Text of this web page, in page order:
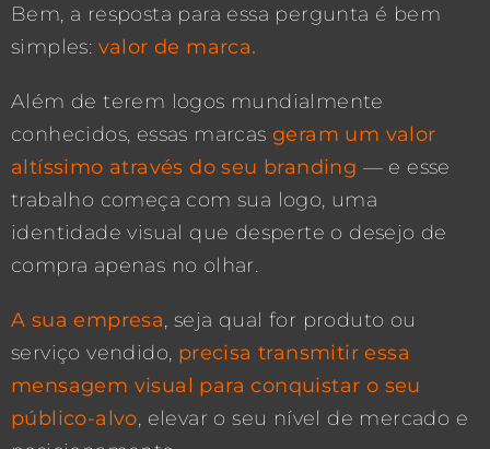
Bem, a resposta para essa pergunta é bem
simples: valor de marca.
Além de terem logos mundialmente
conhecidos, essas marcas geram um valor
altíssimo através do seu branding — e esse
trabalho começa com sua logo, uma
identidade visual que desperte o desejo de
compra apenas no olhar.
A sua empresa, seja qual for produto ou
serviço vendido, precisa transmitir essa
mensagem visual para conquistar o seu
público-alvo, elevar o seu nível de mercado e